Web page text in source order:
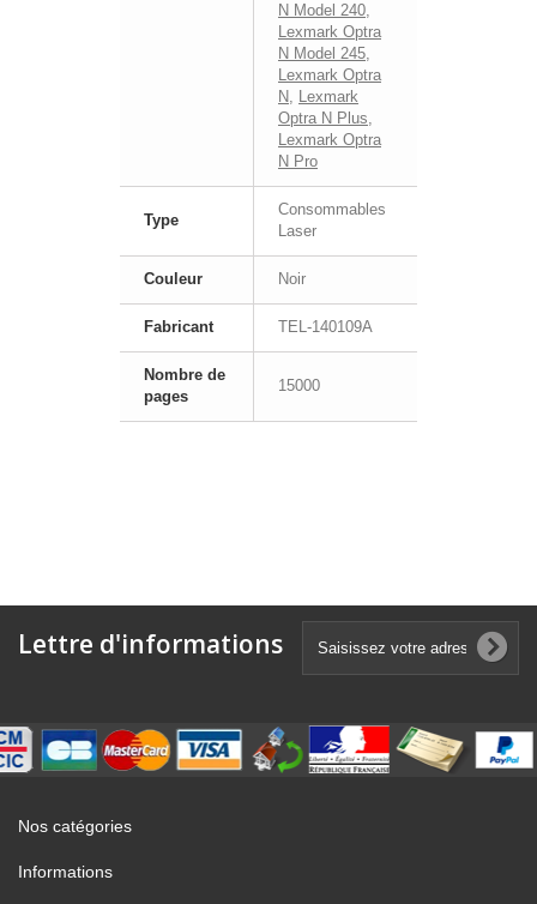
N Model 240,
Lexmark Optra
N Model 245,
Lexmark Optra
N, Lexmark
Optra N Plus,
Lexmark Optra
N Pro
Type
Consommables
Laser
Couleur Noir
Fabricant TEL-140109A
Nombre de
pages
15000
Lettre d'informations
Nos catégories
Informations